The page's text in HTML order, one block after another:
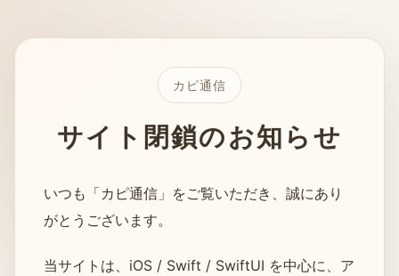
カピ通信
サイト閉鎖のお知らせ
いつも「カピ通信」をご覧いただき、誠にあり
がとうございます。
当サイトは、iOS / Swift / SwiftUI を中心に、ア